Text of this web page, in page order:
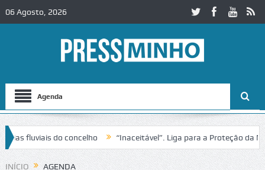
06 Agosto, 2026
Agenda
do concelho “Inaceitável”. Liga para a Proteção da
INÍCIO AGENDA